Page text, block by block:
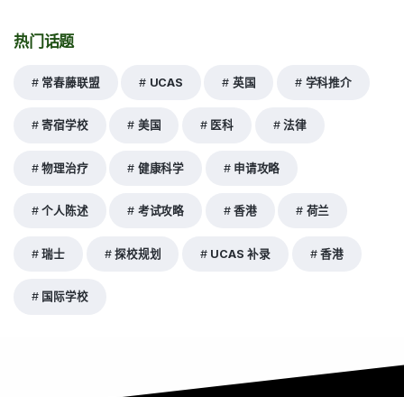
热门话题
常春藤联盟 UCAS 英国 学科推介
寄宿学校 美国 医科 法律
物理治疗 健康科学 申请攻略
个人陈述 考试攻略 香港 荷兰
瑞士 探校规划 UCAS 补录 香港
国际学校